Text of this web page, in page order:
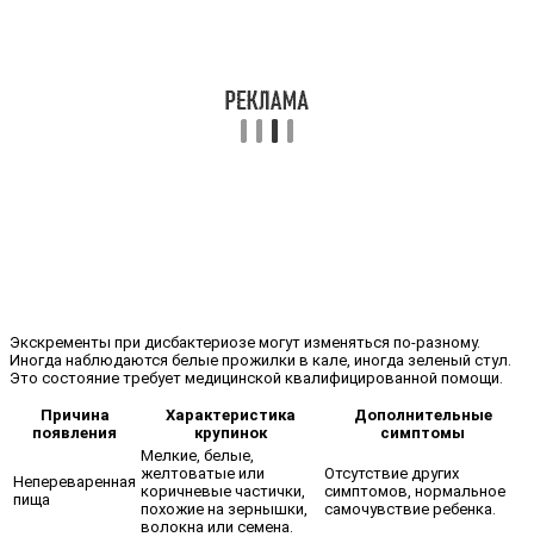
Экскременты при дисбактериозе могут изменяться по-разному.
Иногда наблюдаются белые прожилки в кале, иногда зеленый стул.
Это состояние требует медицинской квалифицированной помощи.
Причина
появления
Характеристика
крупинок
Дополнительные
симптомы
Непереваренная
пища
Мелкие, белые,
желтоватые или
коричневые частички,
похожие на зернышки,
волокна или семена.
Отсутствие других
симптомов, нормальное
самочувствие ребенка.